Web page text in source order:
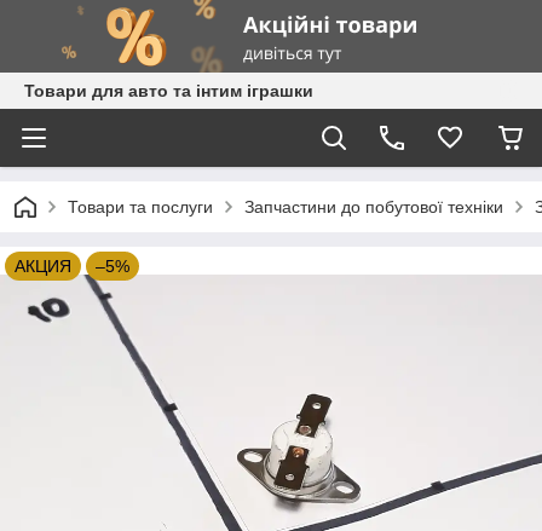
Товари для авто та інтим іграшки
Товари та послуги Запчастини до побутової техніки
АКЦИЯ –5%